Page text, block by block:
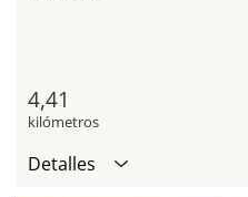
4,41
kilómetros
Detalles